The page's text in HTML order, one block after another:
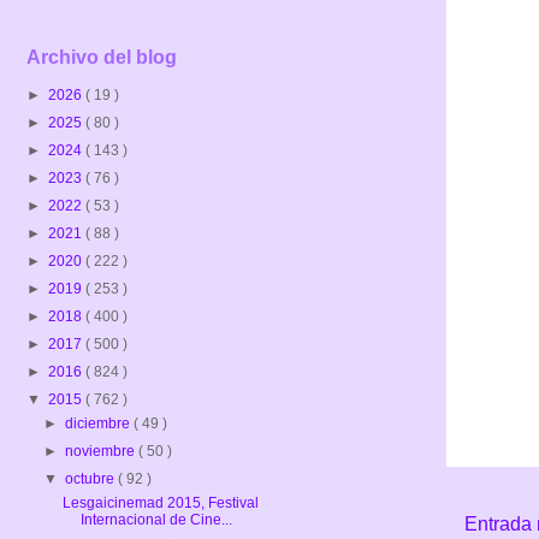
Entrada
Archivo del blog
► 2026 ( 19 )
► 2025 ( 80 )
► 2024 ( 143 )
► 2023 ( 76 )
► 2022 ( 53 )
► 2021 ( 88 )
► 2020 ( 222 )
► 2019 ( 253 )
► 2018 ( 400 )
► 2017 ( 500 )
► 2016 ( 824 )
▼ 2015 ( 762 )
►diciembre( 49 )
►noviembre( 50 )
▼octubre( 92 )
Lesgaicinemad 2015, Festival
Internacional de Cine...